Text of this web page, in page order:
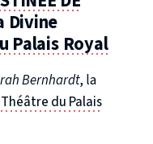
Divine
Palais Royal
Bernhardt, la
Théâtre du Palais